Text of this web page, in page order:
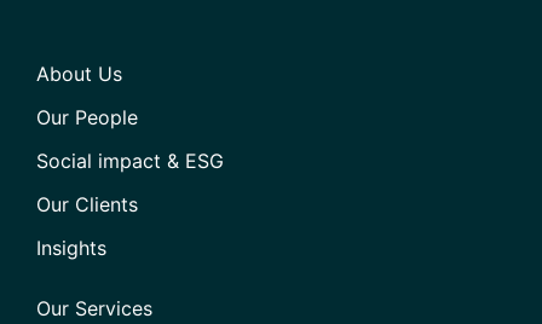
About Us
Our People
Social impact & ESG
Our Clients
Insights
Our Services